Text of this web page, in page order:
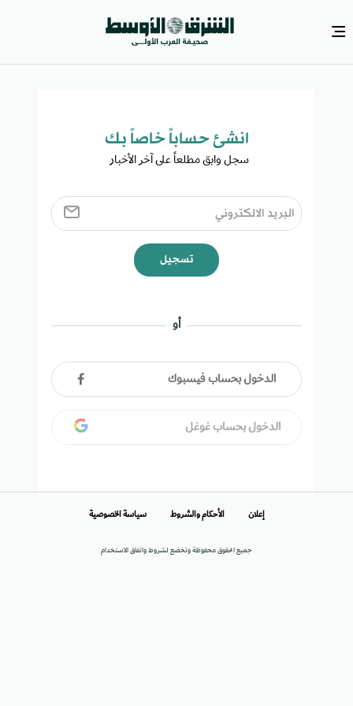
انشئ حساباً خاصاً بك​
سجل وابق مطلعاً على آخر الأخبار ​
تسجيل
أو
الدخول بحساب فيسبوك
الدخول بحساب غوغل
جميع الحقوق محفوظة وتخضع لشروط واتفاق الاستخدام
إعلان الأحكام والشروط سياسة الخصوصية